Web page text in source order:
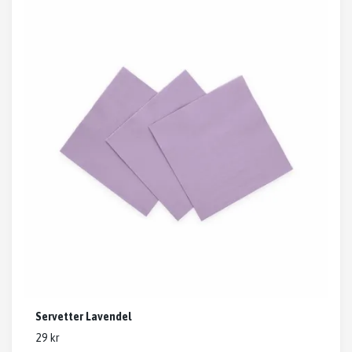
Servetter Lavendel
29 kr